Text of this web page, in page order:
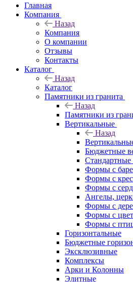
Главная
Компания
Назад
Компания
О компании
Отзывы
Контакты
Каталог
Назад
Каталог
Памятники из гранита
Назад
Памятники из
Вертикальные
Назад
Бюджетные
Формы с
Формы с
Формы с
Ангелы,
Формы с
Формы с
Формы с
Горизонтальные
Бюджетные
Эксклюзивные
Комплексы
Арки и Колонны
Элитные